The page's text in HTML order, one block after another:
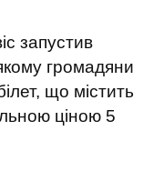
запустив
громадяни
що містить
ціною 5